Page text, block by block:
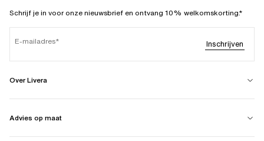
Schrijf je in voor onze nieuwsbrief en ontvang 10% welkomskorting.*
E-mailadres Inschrijven
Over Livera
Advies op maat